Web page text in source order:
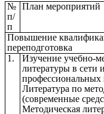
№
п/
п
План мероприятий
Повышение
переподготовка
1.
Изучение учебно-
литературы в сети
профессиональных
Литература по
(современные
Методическая